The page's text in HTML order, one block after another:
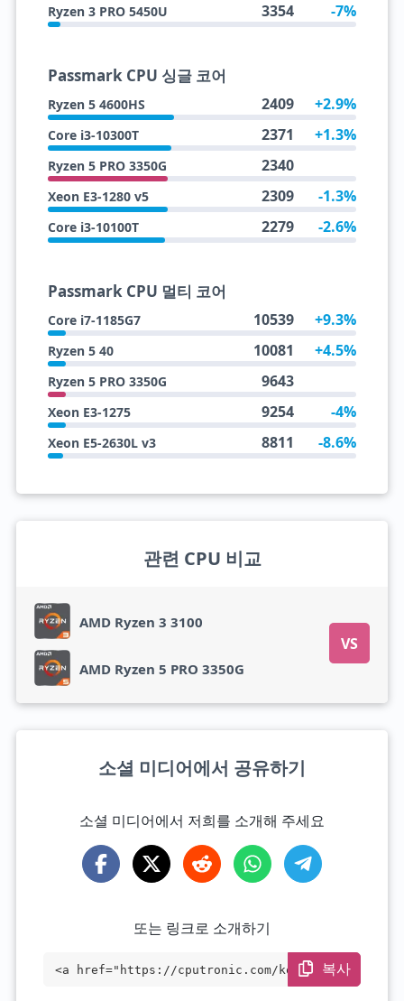
Ryzen 3 PRO 5450U 3354 -7%
Passmark CPU 싱글 코어
Ryzen 5 4600HS 2409 +2.9%
Core i3-10300T 2371 +1.3%
Ryzen 5 PRO 3350G 2340
Xeon E3-1280 v5 2309 -1.3%
Core i3-10100T 2279 -2.6%
Passmark CPU 멀티 코어
Core i7-1185G7 10539 +9.3%
Ryzen 5 40 10081 +4.5%
Ryzen 5 PRO 3350G 9643
Xeon E3-1275 9254 -4%
Xeon E5-2630L v3 8811 -8.6%
관련 CPU 비교
AMD Ryzen 3 3100
VS
AMD Ryzen 5 PRO 3350G
소셜 미디어에서 공유하기
소셜 미디어에서 저희를 소개해 주세요
또는 링크로 소개하기
<a href="https://cputronic.com/ko/cpu/am
복사